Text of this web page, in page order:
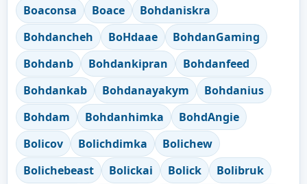
Boaconsa
Boace
Bohdaniskra
Bohdancheh
BoHdaae
BohdanGaming
Bohdanb
Bohdankipran
Bohdanfeed
Bohdankab
Bohdanayakym
Bohdanius
Bohdam
Bohdanhimka
BohdAngie
Bolicov
Bolichdimka
Bolichew
Bolichebeast
Bolickai Bolick
Bolibruk